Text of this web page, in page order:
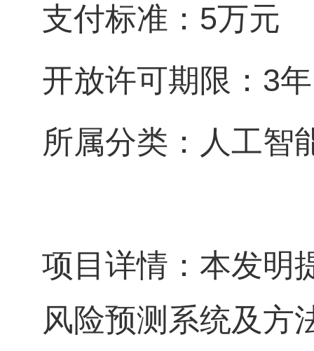
支付标准：5万元
开放许可期限：3年
所属分类：人工智
项目详情：本发明
风险预测系统及方